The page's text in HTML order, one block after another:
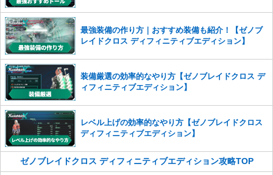
最強装備の作り方｜おすすめ装備も紹介！【ゼノブ
レイドクロス ディフィニティブエディション】
装備厳選の効率的なやり方【ゼノブレイドクロス デ
ィフィニティブエディション】
レベル上げの効率的なやり方【ゼノブレイドクロス
ディフィニティブエディション】
ゼノブレイドクロス ディフィニティブエディション攻略TOP